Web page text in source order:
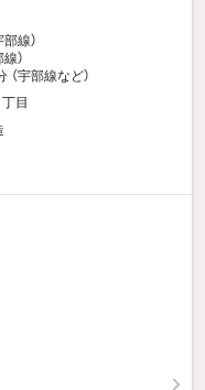
部線）
）
（宇部線など）
目